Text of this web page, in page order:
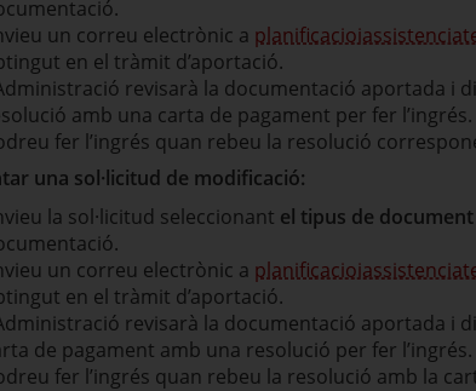
un correu electrònic a
en el tràmit d’aportació.
revisarà la documentació aportada i
amb una carta de pagament per fer
fer l’ingrés quan rebeu la resolució
una sol·licitud de modificació:
la sol·licitud seleccionant el tipus de document
un correu electrònic a
en el tràmit d’aportació.
revisarà la documentació aportada i
de pagament amb una resolució per fer
fer l’ingrés quan rebeu la resolució amb la